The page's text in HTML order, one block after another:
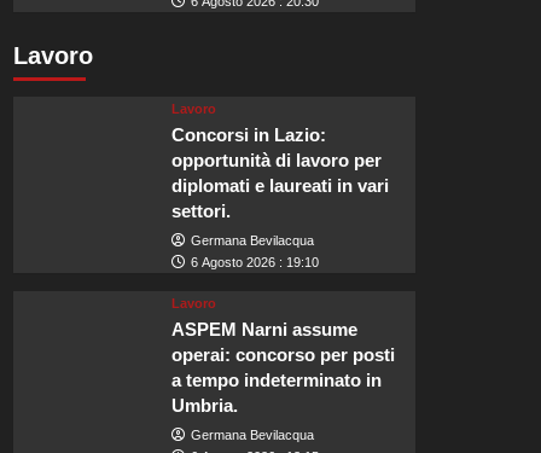
Lavoro
Lavoro
Concorsi in Lazio:
opportunità di lavoro per
diplomati e laureati in vari
settori.
Germana Bevilacqua
6 Agosto 2026 : 19:10
Lavoro
ASPEM Narni assume
operai: concorso per posti
a tempo indeterminato in
Umbria.
Germana Bevilacqua